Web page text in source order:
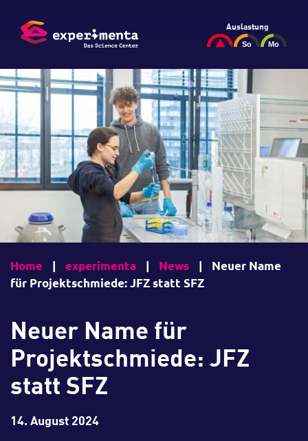
Auslastung
Home | experimenta | News |
Neuer Name
für Projektschmiede: JFZ statt SFZ
Neuer Name für
Projektschmiede: JFZ
statt SFZ
14. August 2024